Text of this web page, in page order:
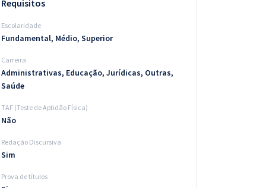
Requisitos
Escolaridade
Fundamental, Médio, Superior
Carreira
Administrativas, Educação, Jurídicas, Outras,
Saúde
TAF (Teste de Aptidão Física)
Não
Redação Discursiva
Sim
Prova de títulos